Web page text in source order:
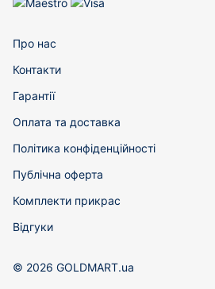
Про нас
Контакти
Гарантії
Оплата та доставка
Політика конфіденційності
Публічна оферта
Комплекти прикрас
Відгуки
© 2026 GOLDMART.ua